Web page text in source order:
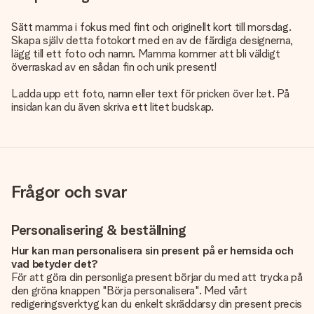
Sätt mamma i fokus med fint och originellt kort till morsdag.
Skapa själv detta fotokort med en av de färdiga designerna,
lägg till ett foto och namn. Mamma kommer att bli väldigt
överraskad av en sådan fin och unik present!
Ladda upp ett foto, namn eller text för pricken över I:et. På
insidan kan du även skriva ett litet budskap.
Frågor och svar
Personalisering & beställning
Hur kan man personalisera sin present på er hemsida och
vad betyder det?
För att göra din personliga present börjar du med att trycka på
den gröna knappen "Börja personalisera". Med vårt
redigeringsverktyg kan du enkelt skräddarsy din present precis